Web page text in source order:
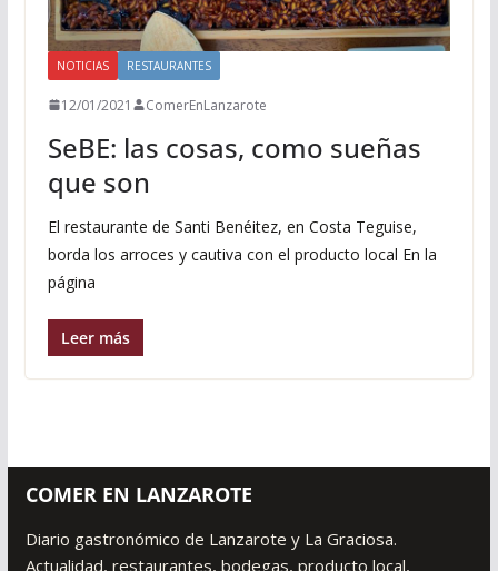
NOTICIAS RESTAURANTES
12/01/2021 ComerEnLanzarote
SeBE: las cosas, como sueñas
que son
El restaurante de Santi Benéitez, en Costa Teguise,
borda los arroces y cautiva con el producto local En la
página
Leer más
COMER EN LANZAROTE
Diario gastronómico de Lanzarote y La Graciosa.
Actualidad, restaurantes, bodegas, producto local,